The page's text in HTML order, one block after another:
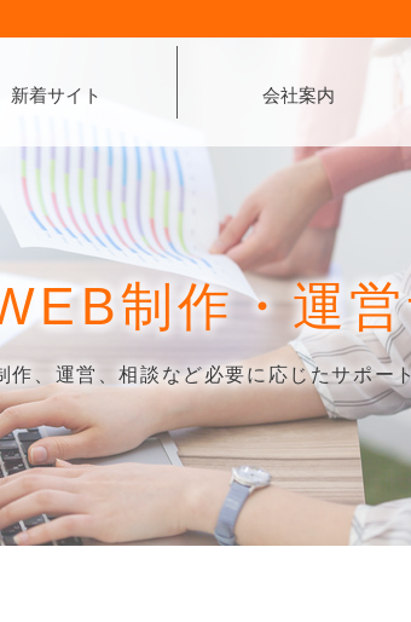
新着サイト 会社案内
制作・運
作、運営、相談など必要に応じたサポー